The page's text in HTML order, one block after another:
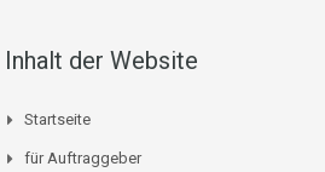
Inhalt der Website
Startseite
für Auftraggeber